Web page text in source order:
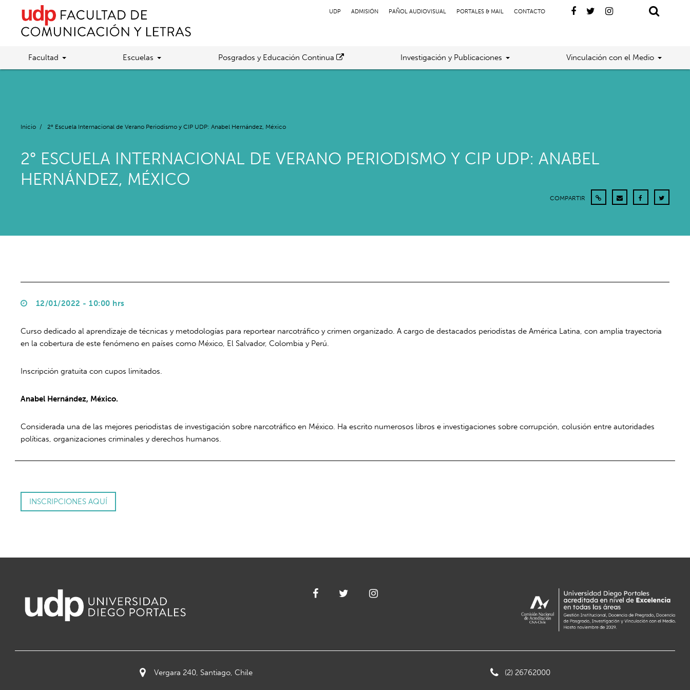
UDP ADMISIÓN PAÑOL AUDIOVISUAL PORTALES & MAIL CONTACTO
Facultad Escuelas Posgrados y Educación Continua Investigación y Publicaciones Vinculación con el Medio
Inicio / 2° Escuela Internacional de Verano Periodismo y CIP UDP: Anabel Hernández, México
2° ESCUELA INTERNACIONAL DE VERANO PERIODISMO Y CIP UDP: ANABEL
HERNÁNDEZ, MÉXICO
COMPARTIR
12/01/2022 - 10:00 hrs
Curso dedicado al aprendizaje de técnicas y metodologías para reportear narcotráfico y crimen organizado. A cargo de destacados periodistas de América Latina, con amplia trayectoria
en la cobertura de este fenómeno en países como México, El Salvador, Colombia y Perú.
Inscripción gratuita con cupos limitados.
Anabel Hernández, México.
Considerada una de las mejores periodistas de investigación sobre narcotráfico en México. Ha escrito numerosos libros e investigaciones sobre corrupción, colusión entre autoridades
políticas, organizaciones criminales y derechos humanos.
INSCRIPCIONES AQUÍ
Vergara 240, Santiago, Chile (2) 26762000